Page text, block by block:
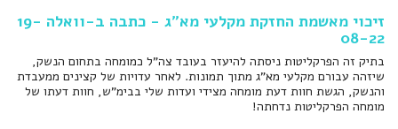
זיכוי מאשמת החזקת מקלעי מא"ג - כתבה ב-וואלה 19-
08-22
בתיק זה הפרקליטות ניסתה להיעזר בעובד צה"ל כמומחה בתחום הנשק,
שיזהה עבורם מקלעי מא"ג מתוך תמונות. לאחר עדויות של קצינים ממעבדת
והנשק, הגשת חוות דעת מומחה מצידי ועדות שלי בבימ"ש, חוות דעתו של
מומחה הפרקליטות נדחתה!